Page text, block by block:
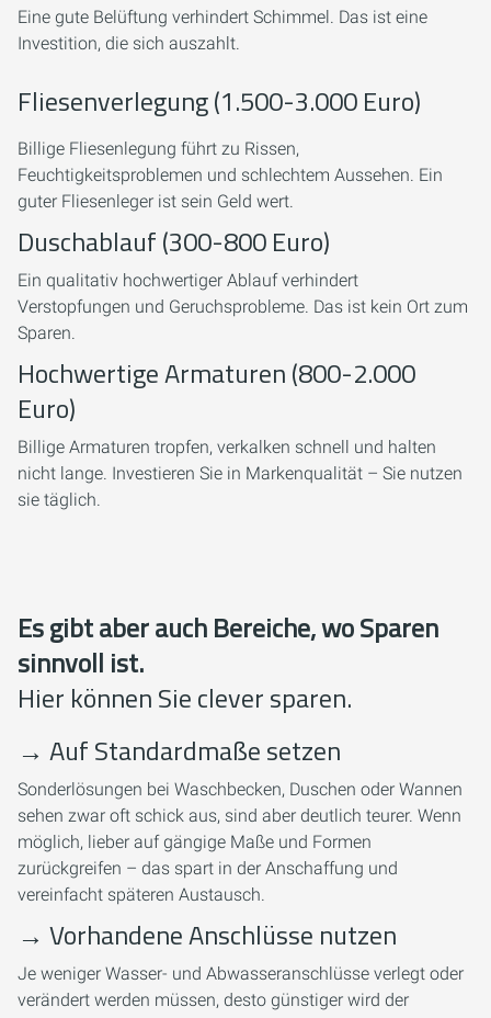
Eine gute Belüftung verhindert Schimmel. Das ist eine
Investition, die sich auszahlt.
Fliesenverlegung (1.500-3.000 Euro)
Billige Fliesenlegung führt zu Rissen,
Feuchtigkeitsproblemen und schlechtem Aussehen. Ein
guter Fliesenleger ist sein Geld wert.
Duschablauf (300-800 Euro)
Ein qualitativ hochwertiger Ablauf verhindert
Verstopfungen und Geruchsprobleme. Das ist kein Ort zum
Sparen.
Hochwertige Armaturen (800-2.000
Euro)
Billige Armaturen tropfen, verkalken schnell und halten
nicht lange. Investieren Sie in Markenqualität – Sie nutzen
sie täglich.
Es gibt aber auch Bereiche, wo Sparen
sinnvoll ist.
Hier können Sie clever sparen.
→ Auf Standardmaße setzen
Sonderlösungen bei Waschbecken, Duschen oder Wannen
sehen zwar oft schick aus, sind aber deutlich teurer. Wenn
möglich, lieber auf gängige Maße und Formen
zurückgreifen – das spart in der Anschaffung und
vereinfacht späteren Austausch.
→ Vorhandene Anschlüsse nutzen
Je weniger Wasser- und Abwasseranschlüsse verlegt oder
verändert werden müssen, desto günstiger wird der